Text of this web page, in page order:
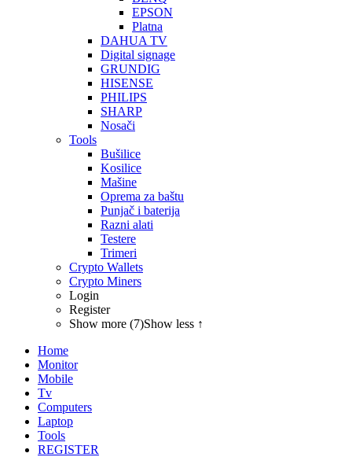
EPSON
Platna
DAHUA TV
Digital signage
GRUNDIG
HISENSE
PHILIPS
SHARP
Nosači
Tools
Bušilice
Kosilice
Mašine
Oprema za baštu
Punjač i baterija
Razni alati
Testere
Trimeri
Crypto Wallets
Crypto Miners
Login
Register
Show more (7)Show less ↑
Home
Monitor
Mobile
Tv
Computers
Laptop
Tools
REGISTER